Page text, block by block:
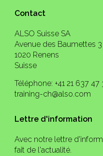
Contact
ALSO Suisse SA
Avenue des Baumettes 3
1020 Renens
Suisse
Téléphone: +41 21 637 47
training-ch@also.com
Lettre d'information
Avec notre lettre
fait de l'actualité.